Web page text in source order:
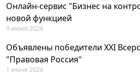
Онлайн-сервис "Бизнес на
новой функцией
9 июня 2026
Объявлены победители XXI
"Правовая Россия"
1 июня 2026